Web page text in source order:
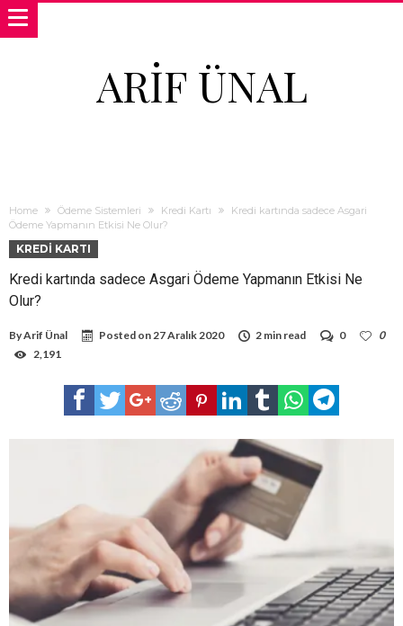
ARIF ÜNAL
Home Ödeme Sistemleri Kredi Kartı
Kredi kartında sadece Asgari
Ödeme Yapmanın Etkisi Ne Olur?
KREDI KARTI
Kredi kartında sadece Asgari Ödeme Yapmanın Etkisi Ne
Olur?
ByArif Ünal Posted on27 Aralık 2020 2 min read 0
0
2,191